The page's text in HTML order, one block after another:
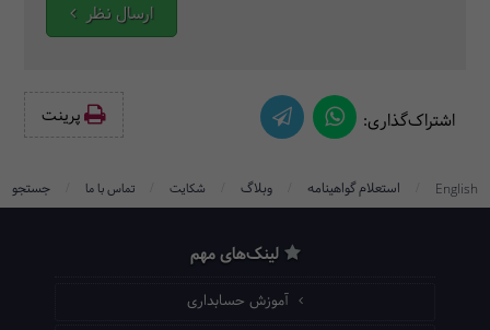
ارسال نظر
اشتراک‌گذاری: پرینت‌
English استعلام گواهینامه وبلاگ شکایت تماس با ما جستجو
لینک‌های مهم
آموزش حسابداری